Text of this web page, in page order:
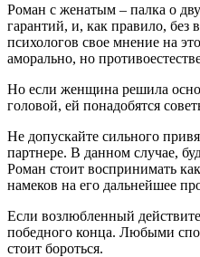
Роман с женатым – палка о
гарантий, и, как правило, без
психологов свое мнение на
аморально, но
Но если женщина решила
головой, ей понадобятся
Не допускайте сильного
партнере. В данном случае,
Роман стоит воспринимать
намеков на его дальнейшее
Если возлюбленный
победного конца. Любыми
стоит бороться.